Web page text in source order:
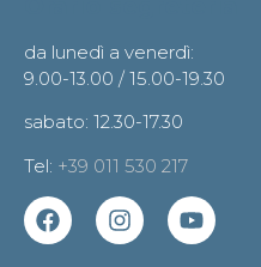
da lunedì a venerdì:
9.00-13.00 / 15.00-19.30
sabato: 12.30-17.30
Tel: +39 011 530 217